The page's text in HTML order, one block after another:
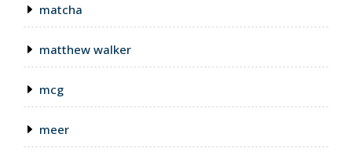
matcha
matthew walker
mcg
meer